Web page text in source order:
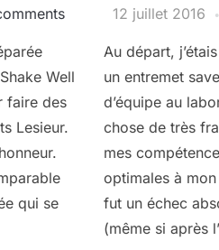
Well
faire des
Lesieur.
qui se
12 juillet 2016
Au départ,
un entremet
d’équipe au
chose de très
mes
optimales à
fut un échec
(même si après